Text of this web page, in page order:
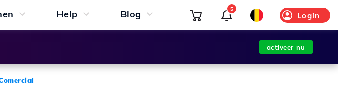
Help Blog Login
5
activeer nu